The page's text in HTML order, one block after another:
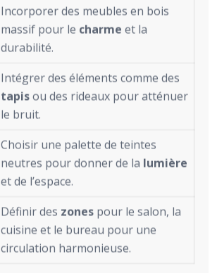
Incorporer des meubles en bois
massif pour le charme et la
durabilité.
Intégrer des éléments comme des
tapisou des rideaux pour atténuer
le bruit.
Choisir une palette de teintes
neutres pour donner de la lumière
et de l’espace.
Définir des zones pour le salon, la
cuisine et le bureau pour une
circulation harmonieuse.